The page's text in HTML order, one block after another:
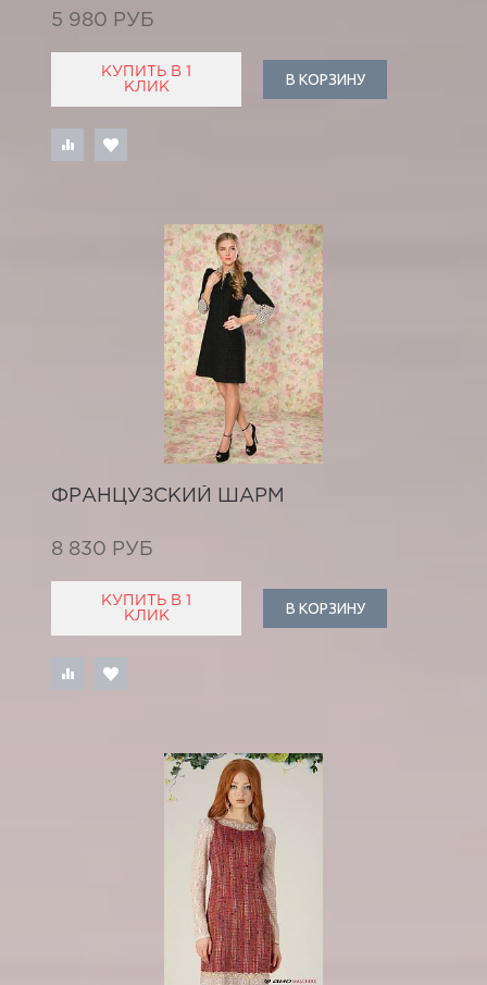
5 980 РУБ
КУПИТЬ В 1
КЛИК
В КОРЗИНУ
ФРАНЦУЗСКИЙ ШАРМ
8 830 РУБ
КУПИТЬ В 1
КЛИК
В КОРЗИНУ